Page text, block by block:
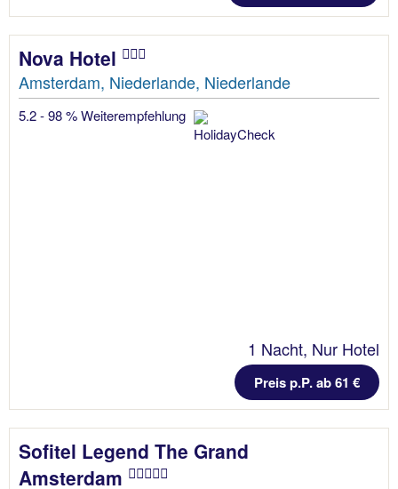
Nova Hotel
Amsterdam, Niederlande, Niederlande
5.2 - 98 % Weiterempfehlung
1 Nacht, Nur Hotel
Preis p.P. ab 61 €
Sofitel Legend The Grand
Amsterdam